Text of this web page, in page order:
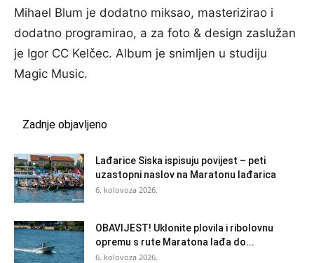
Mihael Blum je dodatno miksao, masterizirao i
dodatno programirao, a za foto & design zaslužan
je Igor CC Kelčec. Album je snimljen u studiju
Magic Music.
Zadnje objavljeno
Lađarice Siska ispisuju povijest – peti
uzastopni naslov na Maratonu lađarica
6. kolovoza 2026.
OBAVIJEST! Uklonite plovila i ribolovnu
opremu s rute Maratona lađa do...
6. kolovoza 2026.